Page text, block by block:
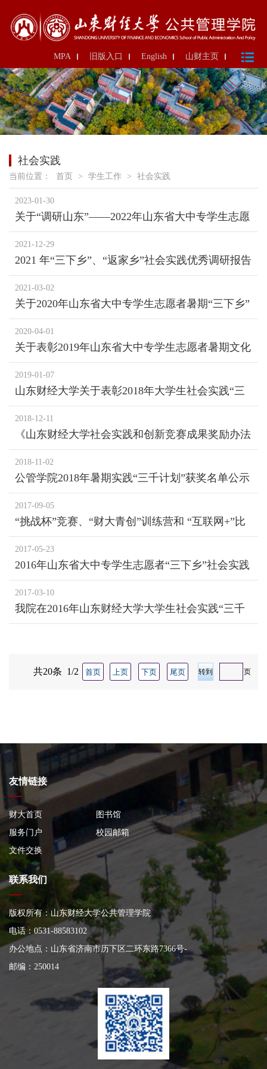
山财主页
English
旧版入口
MPA
社会实践
当前位置： 首页 > 学生工作 > 社会实践
2023-01-30
关于“调研山东”——2022年山东省大中专学生志愿
者暑期“三下乡”社会实践活动的通报
2021-12-29
2021 年“三下乡”、“返家乡”社会实践优秀调研报告
名单公示
2021-03-02
关于2020年山东省大中专学生志愿者暑期“三下乡”
社会实践活动的通报
2020-04-01
关于表彰2019年山东省大中专学生志愿者暑期文化
科技卫生“三下乡”社会实践活动先进集体和先进个
人的通报
2019-01-07
山东财经大学关于表彰2018年大学生社会实践“三
千计划”先进集体和先进个人的决定
2018-12-11
《山东财经大学社会实践和创新竞赛成果奖励办法
（试行）》
2018-11-02
公管学院2018年暑期实践“三千计划”获奖名单公示
2017-09-05
“挑战杯”竞赛、“财大青创”训练营和 “互联网+”比
赛我院获奖情况
2017-05-23
2016年山东省大中专学生志愿者“三下乡”社会实践
表彰通报
2017-03-10
我院在2016年山东财经大学大学生社会实践“三千
计划”中喜获佳绩
共20条 1/2 首页 上页 下页 尾页 页
友情链接
财大首页
图书馆
服务门户
校园邮箱
文件交换
联系我们
版权所有：山东财经大学公共管理学院
电话：0531-88583102
办公地点：山东省济南市历下区二环东路7366号-
邮编：250014